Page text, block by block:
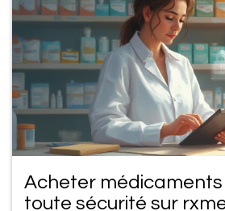
Acheter médicaments
toute sécurité sur